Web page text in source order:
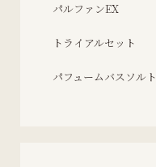
パルファンEX
トライアルセット
パフュームバスソルト